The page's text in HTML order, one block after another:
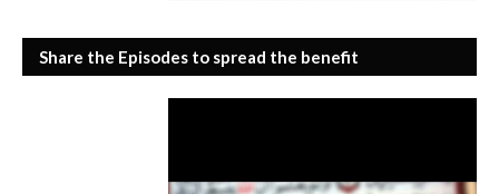
Share the Episodes to spread the benefit